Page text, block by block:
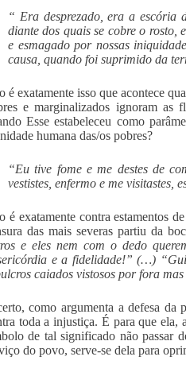
“ Era desprezado, era a escória
diante dos quais se cobre o rosto,
e esmagado por nossas
causa, quando foi suprimido da
é exatamente isso que acontece
e marginalizados ignoram as
Esse estabeleceu como
humana das/os pobres?
“Eu tive fome e me destes de
vestistes, enfermo e me visitastes,
é exatamente contra estamentos
das mais severas partiu da
e eles nem com o dedo
e a fidelidade!” (…)
caiados vistosos por fora
como argumenta a defesa da
toda a injustiça. É para que ela,
de tal significado não passar
do povo, serve-se dela para